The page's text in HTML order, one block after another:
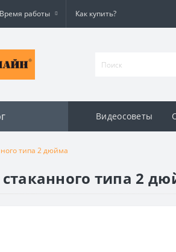
Время работы Как купить?
Видеосоветы
типа 2 дюйма
типа 2